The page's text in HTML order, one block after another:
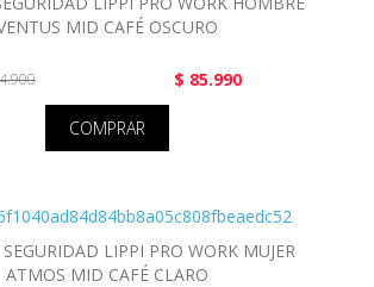
MID CAFÉ OSCURO
$ 85.990
COMPRAR
LIPPI PRO WORK MUJER
ATMOS MID CAFÉ CLARO